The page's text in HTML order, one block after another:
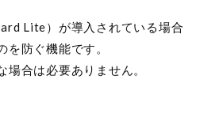
Lite）が導入されている場合
を防ぐ機能です。
合は必要ありません。